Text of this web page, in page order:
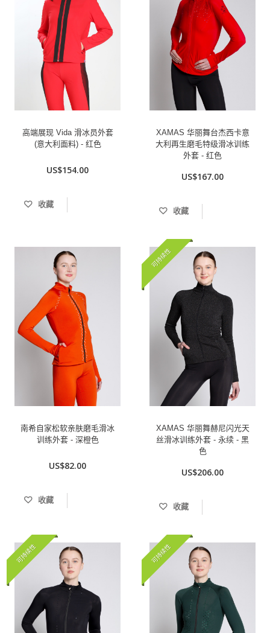
高端展现 Vida 滑冰员外套
(意大利面料) - 红色
US$154.00
收藏
XAMAS 华丽舞台杰西卡意
大利再生磨毛特级滑冰训练
外套 - 红色
US$167.00
收藏
南希自家松软亲肤磨毛滑冰
训练外套 - 深橙色
US$82.00
收藏
XAMAS 华丽舞赫尼闪光天
丝滑冰训练外套 - 永续 - 黑
色
可持续性
US$206.00
收藏
可持续性 可持续性